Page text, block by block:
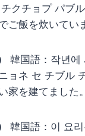
クチョプ パブ
ご飯を炊いてい
韓国語：작년에
ョネ セ チブル
家を建てました。
韓国語：이 요